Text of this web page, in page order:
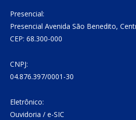
Presencial:
Presencial Avenida São Benedito,
CEP: 68.300-000
CNPJ:
04.876.397/0001-30
Eletrônico:
Ouvidoria / e-SIC